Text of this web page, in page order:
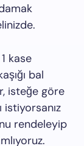
kase
bal
isteğe göre
istiyorsanız
rendeleyip